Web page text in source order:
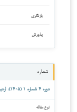
بازنگری
پذیرش
شماره
دوره ۴ شماره ۱ (۱۴۰۵): اردیبهشت ۱۴۰۵
نوع مقاله